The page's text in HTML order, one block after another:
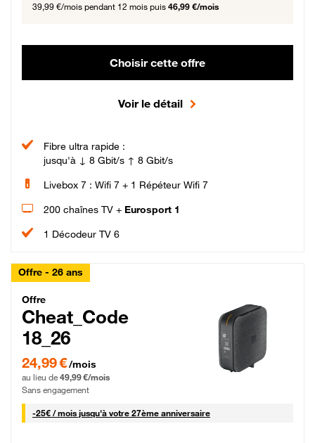
39,99 €/mois pendant 12 mois puis 46,99 €/mois
Choisir cette offre
Voir le détail
Fibre ultra rapide :
jusqu'à ↓ 8 Gbit/s ↑ 8 Gbit/s
Livebox 7 : Wifi 7 + 1 Répéteur Wifi 7
200 chaînes TV + Eurosport 1
1 Décodeur TV 6
Offre - 26 ans
Cheat_Code Fibre_18_26
Offre
Cheat_Code
18_26
24,99 € par mois pendant 0 mois puis 49,99 € par mois, Sans engagement
24,99 €/mois
au lieu de 49,99 €/mois
Sans engagement
-25€ / mois25 € par mois
jusqu'à votre 27ème anniversaire